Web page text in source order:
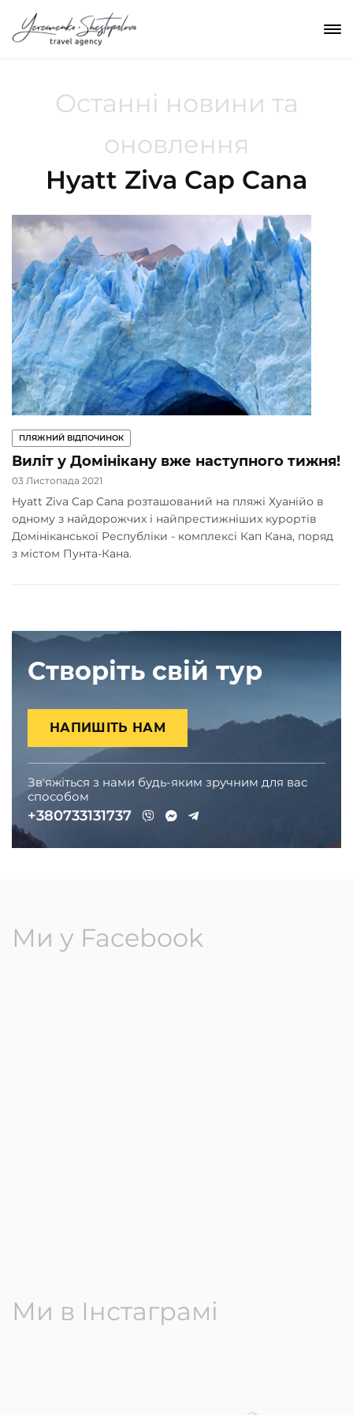
Останні новини та
оновлення
Hyatt Ziva Cap Cana
ПЛЯЖНИЙ ВІДПОЧИНОК
Виліт у Домінікану вже наступного тижня!
03 Листопада 2021
Hyatt Ziva Cap Cana розташований на пляжі Хуанійо в
одному з найдорожчих і найпрестижніших курортів
Домініканської Республіки - комплексі Кап Кана, поряд
з містом Пунта-Кана.
Створіть свій тур
НАПИШІТЬ НАМ
Звʼяжіться з нами будь-яким зручним для вас
способом
+380733131737
Ми у Facebook
Ми в Інстаграмі